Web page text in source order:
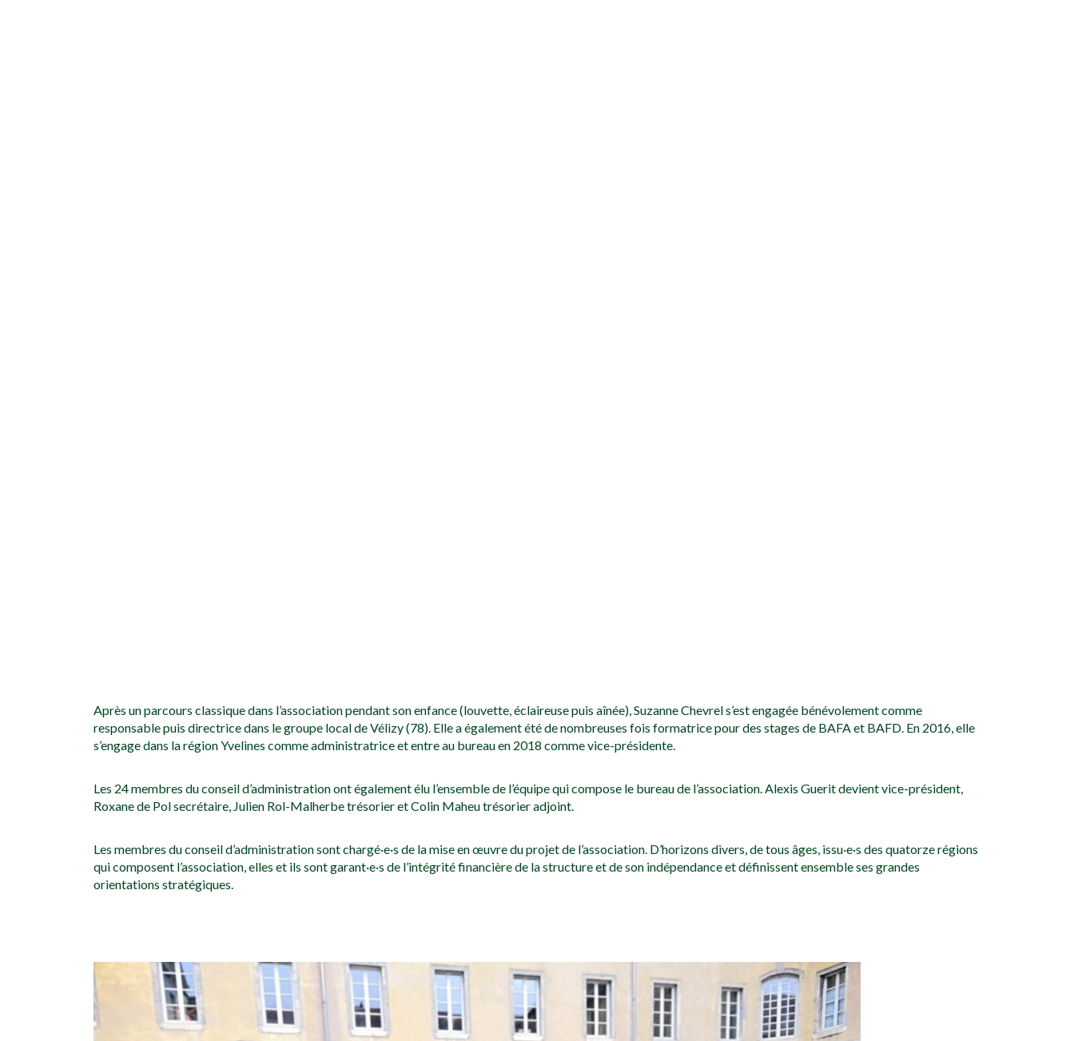
Après un parcours classique dans l’association pendant son enfance (louvette, éclaireuse puis aînée), Suzanne Chevrel s’est engagée bénévolement comme
responsable puis directrice dans le groupe local de Vélizy (78). Elle a également été de nombreuses fois formatrice pour des stages de BAFA et BAFD. En 2016, elle
s’engage dans la région Yvelines comme administratrice et entre au bureau en 2018 comme vice-présidente.
Les 24 membres du conseil d’administration ont également élu l’ensemble de l’équipe qui compose le bureau de l’association. Alexis Guerit devient vice-président,
Roxane de Pol secrétaire, Julien Rol-Malherbe trésorier et Colin Maheu trésorier adjoint.
Les membres du conseil d’administration sont chargé·e·s de la mise en œuvre du projet de l’association. D’horizons divers, de tous âges, issu·e·s des quatorze régions
qui composent l’association, elles et ils sont garant·e·s de l’intégrité financière de la structure et de son indépendance et définissent ensemble ses grandes
orientations stratégiques.